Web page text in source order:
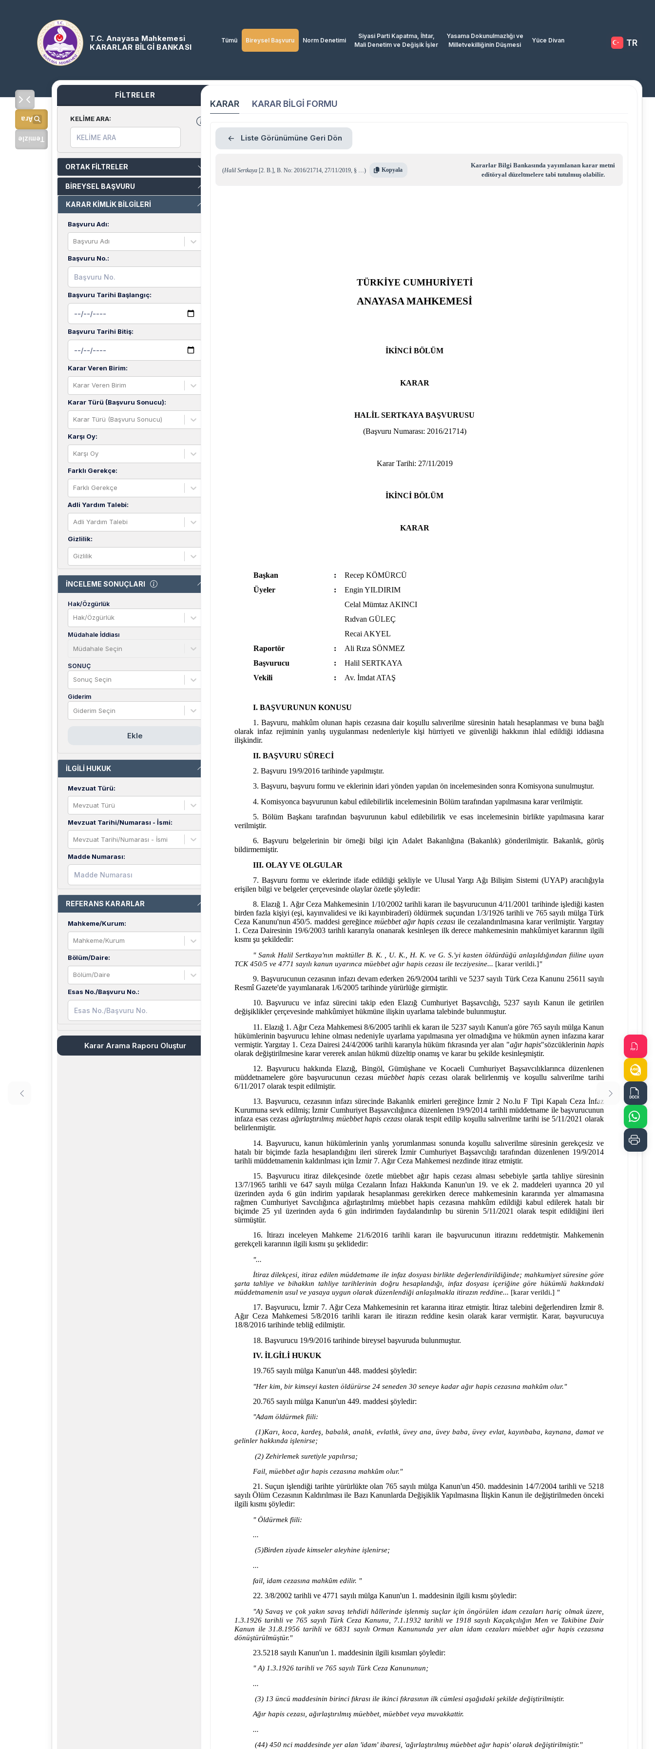
T.C. Anayasa Mahkemesi
KARARLAR BİLGİ BANKASI
Tümü Bireysel Başvuru Norm Denetimi
Siyasi Parti Kapatma, İhtar,
Mali Denetim ve Değişik İşler
Yasama Dokunulmazlığı ve
Milletvekilliğinin Düşmesi
Yüce Divan TR
Ara
Temizle
FİLTRELER
KELİME ARA:
ORTAK FİLTRELER
BİREYSEL BAŞVURU
KARAR KİMLİK BİLGİLERİ
Başvuru Adı:
Başvuru Adı
Başvuru No.:
Başvuru Tarihi Başlangıç:
Başvuru Tarihi Bitiş:
Karar Veren Birim:
Karar Veren Birim
Karar Türü (Başvuru Sonucu):
Karar Türü (Başvuru Sonucu)
Karşı Oy:
Karşı Oy
Farklı Gerekçe:
Farklı Gerekçe
Adli Yardım Talebi:
Adli Yardım Talebi
Gizlilik:
Gizlilik
İNCELEME SONUÇLARI
Hak/Özgürlük
Hak/Özgürlük
Müdahale İddiası
Müdahale Seçin
SONUÇ
Sonuç Seçin
Giderim
Giderim Seçin
Ekle
İLGİLİ HUKUK
Mevzuat Türü:
Mevzuat Türü
Mevzuat Tarihi/Numarası - İsmi:
Mevzuat Tarihi/Numarası - İsmi
Madde Numarası:
REFERANS KARARLAR
Mahkeme/Kurum:
Mahkeme/Kurum
Bölüm/Daire:
Bölüm/Daire
Esas No./Başvuru No.:
Karar Arama Raporu Oluştur
KARAR KARAR BİLGİ FORMU
Liste Görünümüne Geri Dön
(Halil Sertkaya [2. B.], B. No: 2016/21714, 27/11/2019, § …) Kopyala
Kararlar Bilgi Bankasında yayımlanan karar metni
editöryal düzeltmelere tabi tutulmuş olabilir.